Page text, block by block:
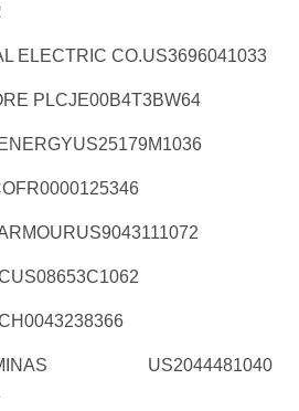
ELECTRIC CO.US3696041033
PLCJE00B4T3BW64
US25179M1036
FR0000125346
US9043111072
US08653C1062
US2044481040